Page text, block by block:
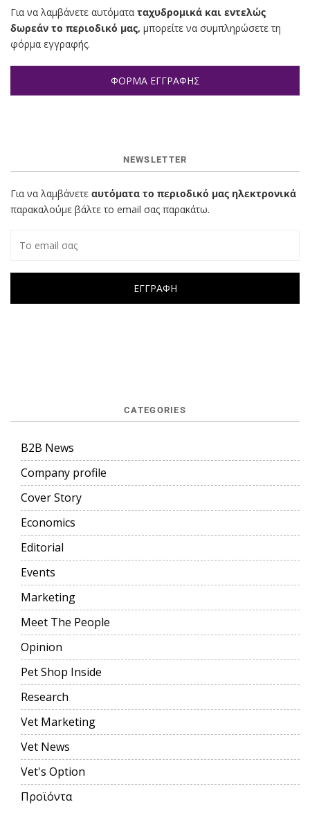
Για να λαμβάνετε αυτόματα ταχυδρομικά και εντελώς
δωρεάν το περιοδικό μας, μπορείτε να συμπληρώσετε τη
φόρμα εγγραφής.
ΦΟΡΜΑ ΕΓΓΡΑΦΗΣ
NEWSLETTER
Για να λαμβάνετε αυτόματα το περιοδικό μας ηλεκτρονικά
παρακαλούμε βάλτε το email σας παρακάτω.
CATEGORIES
B2B News
Company profile
Cover Story
Economics
Editorial
Events
Marketing
Meet The People
Opinion
Pet Shop Inside
Research
Vet Marketing
Vet News
Vet's Option
Προϊόντα